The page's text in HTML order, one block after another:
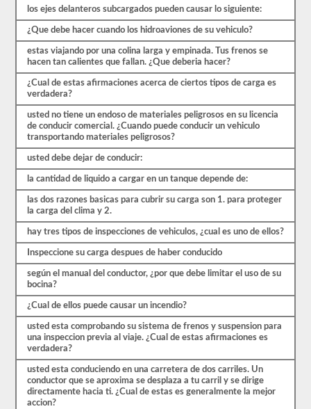
preguntas
con
que
encontrarás
hacen
que
pasar
sea
muy
fácil.
Tenemos
400
preguntas
que
pertenecen
examen
Conocimiento
general
distribuidas
ocho
exámenes
práctica
disponibles
de
forma
gratuita.
Asegúrate
los ejes delanteros subcargados pueden causar lo siguiente:
¿Que debe hacer cuando los hidroaviones de su vehiculo?
estas viajando por una colina larga y empinada. Tus frenos se
hacen tan calientes que fallan. ¿Que deberia hacer?
¿Cual de estas afirmaciones acerca de ciertos tipos de carga es
verdadera?
usted no tiene un endoso de materiales peligrosos en su licencia
de conducir comercial. ¿Cuando puede conducir un vehiculo
transportando materiales peligrosos?
usted debe dejar de conducir:
la cantidad de liquido a cargar en un tanque depende de:
las dos razones basicas para cubrir su carga son 1. para proteger
la carga del clima y 2.
hay tres tipos de inspecciones de vehiculos, ¿cual es uno de ellos?
Inspeccione su carga despues de haber conducido
según el manual del conductor, ¿por que debe limitar el uso de su
bocina?
¿Cual de ellos puede causar un incendio?
usted esta comprobando su sistema de frenos y suspension para
una inspeccion previa al viaje. ¿Cual de estas afirmaciones es
verdadera?
usted esta conduciendo en una carretera de dos carriles. Un
conductor que se aproxima se desplaza a tu carril y se dirige
directamente hacia ti. ¿Cual de estas es generalmente la mejor
accion?